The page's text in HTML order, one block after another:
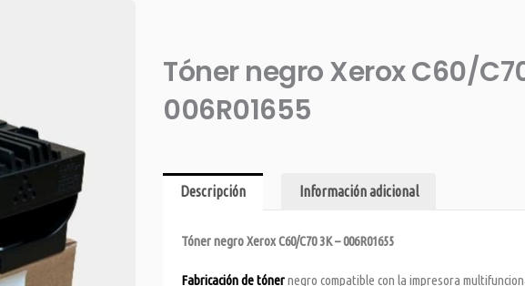
Tóner negro Xerox C60/
006R01655
Descripción Información adicional
Tóner negro Xerox C60/C70 3K – 006R01655
Fabricación de tónernegro compatible con la impresora